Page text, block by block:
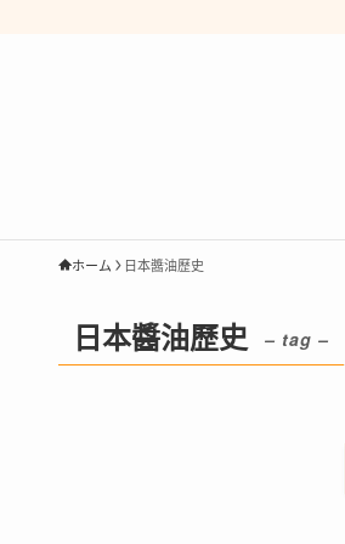
ホーム 日本醬油歷史
日本醬油歷史 – tag –